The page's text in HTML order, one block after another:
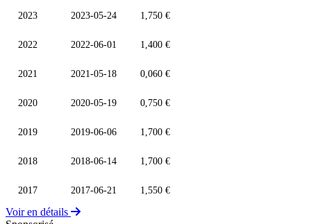
2023 2023-05-24 1,750 €
2022 2022-06-01 1,400 €
2021 2021-05-18 0,060 €
2020 2020-05-19 0,750 €
2019 2019-06-06 1,700 €
2018 2018-06-14 1,700 €
2017 2017-06-21 1,550 €
Voir en détails